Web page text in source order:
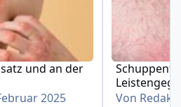
und an der
2025
Von